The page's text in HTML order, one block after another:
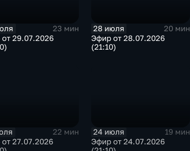
23 мин
28 июля
20 мин
Эфир от 28.07.2026
(21:10)
22 мин
27.07.2026
24 июля
19 мин
Эфир от 24.07.2026